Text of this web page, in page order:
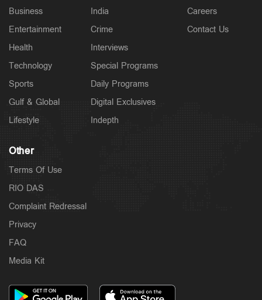
Business
Entertainment
Health
Technology
Sports
Gulf & Global
Lifestyle
India
Crime
Interviews
Special Programs
Daily Programs
Digital Exclusives
Indepth
Careers
Contact Us
Other
Terms Of Use
RIO DAS
Complaint Redressal
Privacy
FAQ
Media Kit